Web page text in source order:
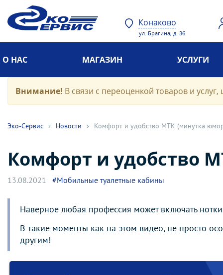
Конаково
ул. Брагина, д. 36
О НАС МАГАЗИН УСЛУГИ
Внимание! В связи с переоценкой товаров и
Эко-Cервис › Новости › Комфорт и удобство МТК (минутка
Комфорт и удобство
13.08.2021 #Мобильные туалетные кабины
Наверное любая профессия может включать
В такие моменты как на этом видео, не просто
другим!